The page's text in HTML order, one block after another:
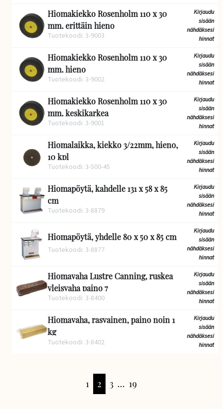
Hiomakiekko Rosenholm 110 x 30
mm, erittäin hieno
Tuotekoodi: 3-9003
Kirjaudu
sisään
nähdäksesi
hinnat
Hiomakiekko Rosenholm 110 x 30
mm, hieno
Tuotekoodi: 3-9002
Kirjaudu
sisään
nähdäksesi
hinnat
Hiomakiekko Rosenholm 110 x 30
mm, keskikarkea
Tuotekoodi: 3-9001
Kirjaudu
sisään
nähdäksesi
hinnat
Hiomalaikka, kiekko 3/22mm, hieno,
10 kpl
Tuotekoodi: 3-500-45
Kirjaudu
sisään
nähdäksesi
hinnat
Hiomapöytä, kahdelle 131 x 58 x 85
cm
Tuotekoodi: 3-8879
Kirjaudu
sisään
nähdäksesi
hinnat
Hiomapöytä, yhdelle 80 x 50 x 85 cm
Tuotekoodi: 3-8877
Kirjaudu
sisään
nähdäksesi
hinnat
Hiomavaha Lustre Canning, ruskea
yleisvaha paino 7
Tuotekoodi: 3-8400
Kirjaudu
sisään
nähdäksesi
hinnat
Hiomavaha, rasvainen, paino noin 1
kg
Tuotekoodi: 3-8402
Kirjaudu
sisään
nähdäksesi
hinnat
1 2 3 ... 19